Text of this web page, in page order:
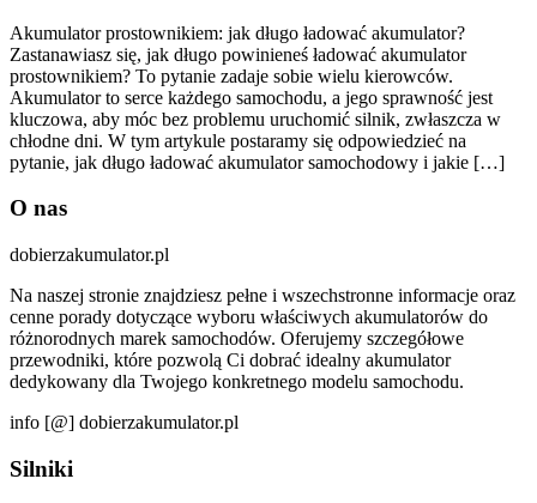
Akumulator prostownikiem: jak długo ładować akumulator?
Zastanawiasz się, jak długo powinieneś ładować akumulator
prostownikiem? To pytanie zadaje sobie wielu kierowców.
Akumulator to serce każdego samochodu, a jego sprawność jest
kluczowa, aby móc bez problemu uruchomić silnik, zwłaszcza w
chłodne dni. W tym artykule postaramy się odpowiedzieć na
pytanie, jak długo ładować akumulator samochodowy i jakie […]
O nas
dobierzakumulator.pl
Na naszej stronie znajdziesz pełne i wszechstronne informacje oraz
cenne porady dotyczące wyboru właściwych akumulatorów do
różnorodnych marek samochodów. Oferujemy szczegółowe
przewodniki, które pozwolą Ci dobrać idealny akumulator
dedykowany dla Twojego konkretnego modelu samochodu.
info [@] dobierzakumulator.pl
Silniki